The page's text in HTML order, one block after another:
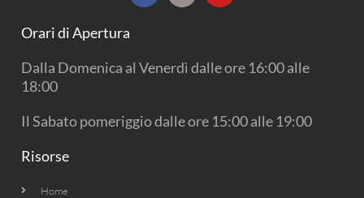
m
Orari di Apertura
Dalla Domenica al Venerdì dalle ore 16:00 alle
18:00
Il Sabato pomeriggio dalle ore 15:00 alle 19:00
Risorse
Home